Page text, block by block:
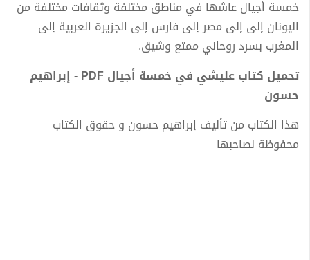
خمسة أجيال عاشها في مناطق مختلفة وثقافات مختلفة من
اليونان إلى إلى مصر إلى فارس إلى الجزيرة العربية إلى
المغرب بسرد روحاني ممتع وشيق.
تحميل كتاب عليشي في خمسة أجيال PDF - إبراهيم
حسون
هذا الكتاب من تأليف إبراهيم حسون و حقوق الكتاب
محفوظة لصاحبها